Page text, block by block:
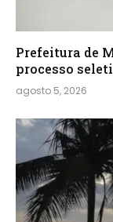
Prefeitura de
processo
agosto 5, 2026